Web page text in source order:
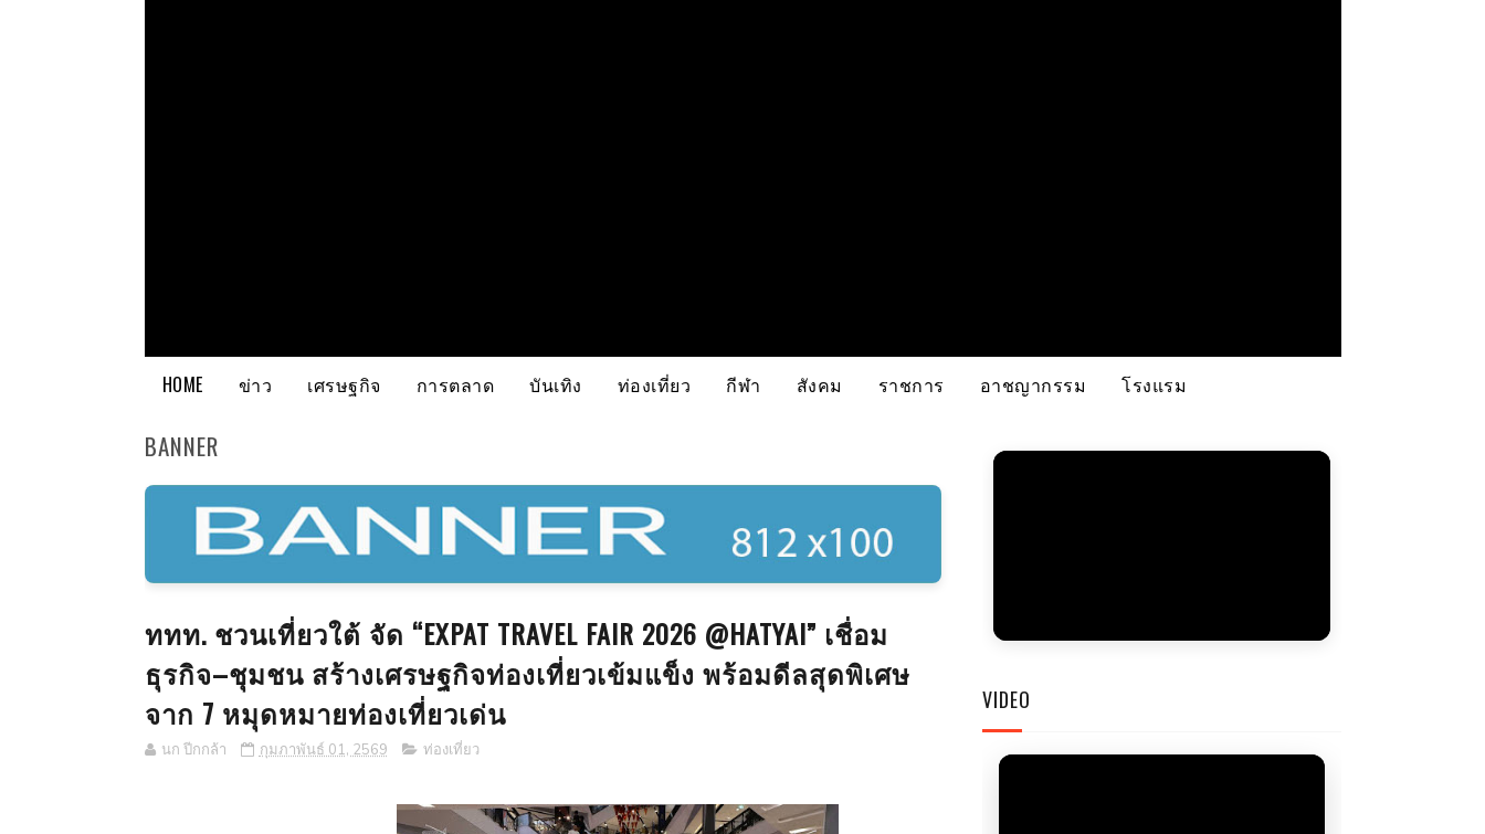
HOME ข่าว เศรษฐกิจ การตลาด บันเทิง ท่องเที่ยว กีฬา สังคม ราชการ อาชญากรรม โรงแรม
BANNER
ททท. ชวนเที่ยวใต้ จัด “EXPAT TRAVEL FAIR 2026 @HATYAI” เชื่อม
ธุรกิจ–ชุมชน สร้างเศรษฐกิจท่องเที่ยวเข้มแข็ง พร้อมดีลสุดพิเศษ
จาก 7 หมุดหมายท่องเที่ยวเด่น
นก ปีกกล้า กุมภาพันธ์ 01, 2569 ท่องเที่ยว
VIDEO